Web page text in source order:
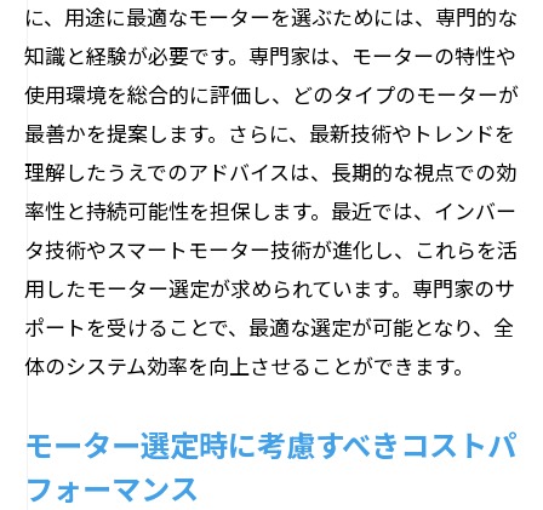
に、用途に最適なモーターを選ぶためには、専門的な
知識と経験が必要です。専門家は、モーターの特性や
使用環境を総合的に評価し、どのタイプのモーターが
最善かを提案します。さらに、最新技術やトレンドを
理解したうえでのアドバイスは、長期的な視点での効
率性と持続可能性を担保します。最近では、インバー
タ技術やスマートモーター技術が進化し、これらを活
用したモーター選定が求められています。専門家のサ
ポートを受けることで、最適な選定が可能となり、全
体のシステム効率を向上させることができます。
モーター選定時に考慮すべきコストパ
フォーマンス